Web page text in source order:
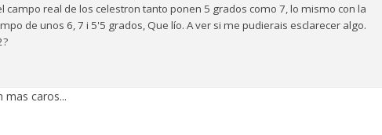
campo real de los celestron tanto ponen 5 grados como 7, lo mismo con la
de unos 6, 7 i 5'5 grados, Que lío. A ver si me pudierais esclarecer algo.
mas caros...